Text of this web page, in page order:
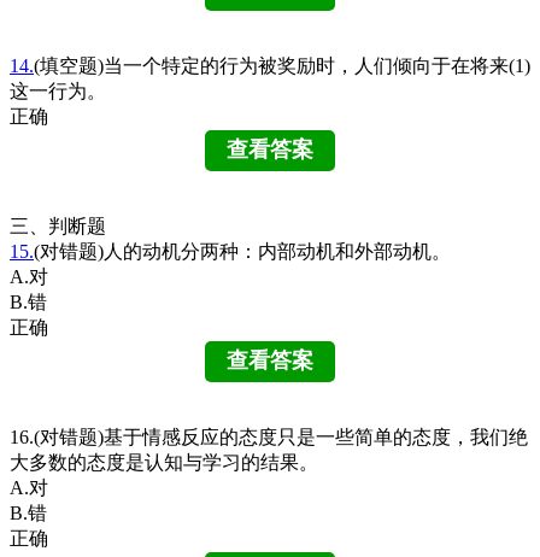
14.(填空题)当一个特定的行为被奖励时，人们倾向于在将来(1)
这一行为。
正确
三、判断题
15.(对错题)人的动机分两种：内部动机和外部动机。
A.对
B.错
正确
16.(对错题)基于情感反应的态度只是一些简单的态度，我们绝
大多数的态度是认知与学习的结果。
A.对
B.错
正确